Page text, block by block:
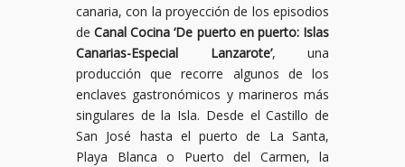
canaria, con la proyección de los episodios
deCanal Cocina ‘De puerto en puerto: Islas
Canarias-Especial Lanzarote’, una
producción que recorre algunos de los
enclaves gastronómicos y marineros más
singulares de la Isla. Desde el Castillo de
San José hasta el puerto de La Santa,
Playa Blanca o Puerto del Carmen, la